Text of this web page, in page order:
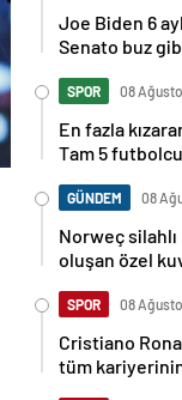
Joe Biden 6
Senato buz
SPOR 08
En fazla
Tam 5
GÜNDEM 08
Norweç
oluşan özel
SPOR 08
Cristiano
tüm